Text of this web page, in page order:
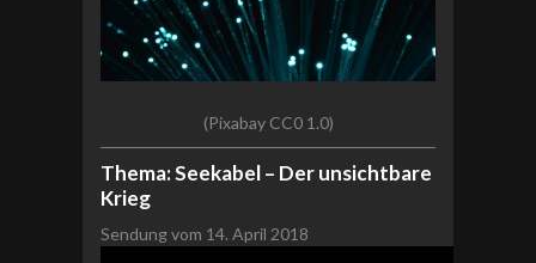
(Pixabay CC0 1.0)
Thema: Seekabel – Der unsichtbare
Krieg
Sendung vom 14. April 2018